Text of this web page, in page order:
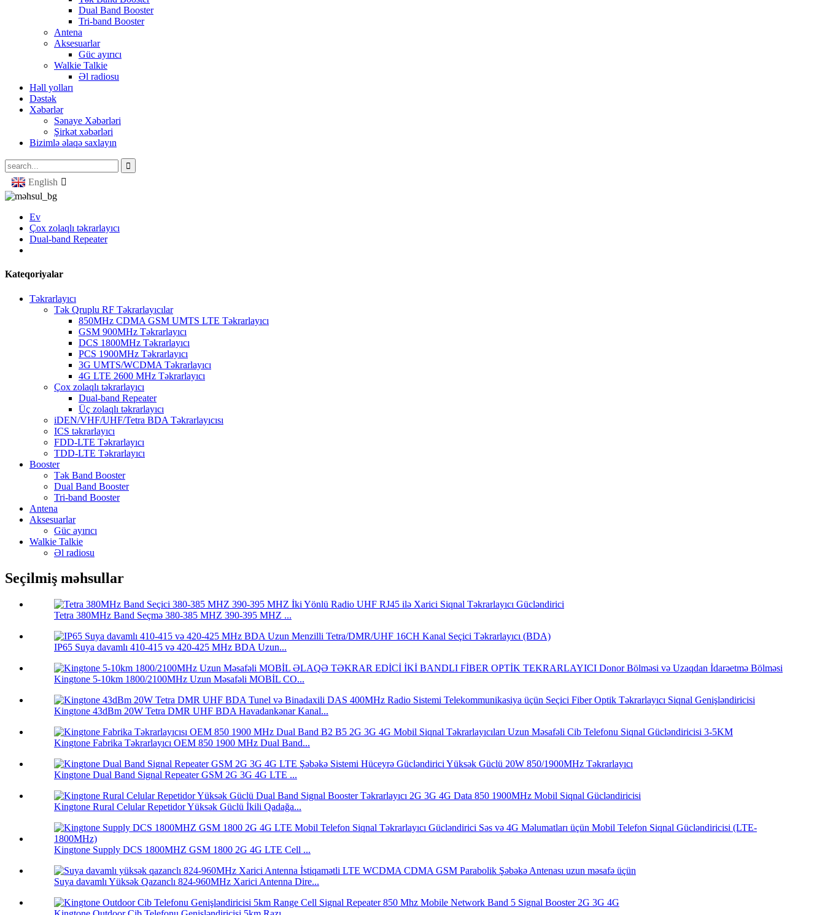
Dual Band Booster
Tri-band Booster
Antena
Aksesuarlar
Güc ayırıcı
Walkie Talkie
Əl radiosu
Həll yolları
Dəstək
Xəbərlər
Sənaye Xəbərləri
Şirkət xəbərləri
Bizimlə əlaqə saxlayın
English
Ev
Çox zolaqlı təkrarlayıcı
Dual-band Repeater
Kateqoriyalar
Təkrarlayıcı
Tək Qruplu RF Təkrarlayıcılar
850MHz CDMA GSM UMTS LTE Təkrarlayıcı
GSM 900MHz Təkrarlayıcı
DCS 1800MHz Təkrarlayıcı
PCS 1900MHz Təkrarlayıcı
3G UMTS/WCDMA Təkrarlayıcı
4G LTE 2600 MHz Təkrarlayıcı
Çox zolaqlı təkrarlayıcı
Dual-band Repeater
Üç zolaqlı təkrarlayıcı
iDEN/VHF/UHF/Tetra BDA Təkrarlayıcısı
ICS təkrarlayıcı
FDD-LTE Təkrarlayıcı
TDD-LTE Təkrarlayıcı
Booster
Tək Band Booster
Dual Band Booster
Tri-band Booster
Antena
Aksesuarlar
Güc ayırıcı
Walkie Talkie
Əl radiosu
Seçilmiş məhsullar
Tetra 380MHz Band Seçmə 380-385 MHZ 390-395 MHZ ...
IP65 Suya davamlı 410-415 və 420-425 MHz BDA Uzun...
Kingtone 5-10km 1800/2100MHz Uzun Məsafəli MOBİL CO...
Kingtone 43dBm 20W Tetra DMR UHF BDA Havadankənar Kanal...
Kingtone Fabrika Təkrarlayıcı OEM 850 1900 MHz Dual Band...
Kingtone Dual Band Signal Repeater GSM 2G 3G 4G LTE ...
Kingtone Rural Celular Repetidor Yüksək Güclü İkili Qadağa...
Kingtone Supply DCS 1800MHZ GSM 1800 2G 4G LTE Cell ...
Suya davamlı Yüksək Qazanclı 824-960MHz Xarici Antenna Dire...